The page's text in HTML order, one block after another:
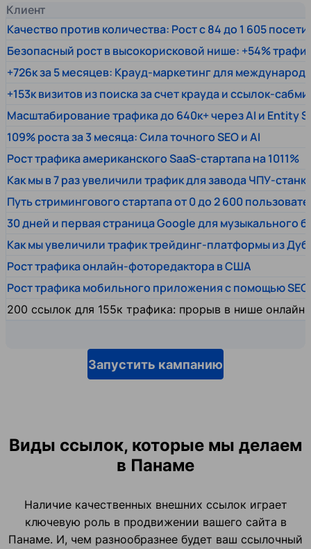
Клиент
Качество против количества: Рост с 84 до 1 605
Безопасный рост в высокорисковой нише: +54%
+726к за 5 месяцев: Крауд-маркетинг для
+153к визитов из поиска за счет крауда и ссылок-
Масштабирование трафика до 640к+ через AI и Entity
109% роста за 3 месяца: Сила точного SEO и AI
Рост трафика американского SaaS-стартапа на 1011%
Как мы в 7 раз увеличили трафик для завода ЧПУ-
Путь стримингового стартапа от 0 до 2 600
30 дней и первая страница Google для музыкального
Как мы увеличили трафик трейдинг-платформы из
Рост трафика онлайн-фоторедактора в США
Рост трафика мобильного приложения с помощью SEO
200 ссылок для 155к трафика: прорыв в нише
Запустить кампанию
Виды ссылок, которые мы делаем
в Панаме
Наличие качественных внешних ссылок играет
ключевую роль в продвижении вашего сайта в
Панаме. И, чем разнообразнее будет ваш ссылочный